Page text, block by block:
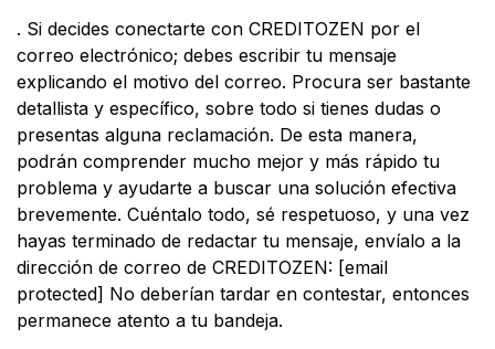
. Si decides conectarte con CREDITOZEN por el
correo electrónico; debes escribir tu mensaje
explicando el motivo del correo. Procura ser bastante
detallista y específico, sobre todo si tienes dudas o
presentas alguna reclamación. De esta manera,
podrán comprender mucho mejor y más rápido tu
problema y ayudarte a buscar una solución efectiva
brevemente. Cuéntalo todo, sé respetuoso, y una vez
hayas terminado de redactar tu mensaje, envíalo a la
dirección de correo de CREDITOZEN: [email
protected] No deberían tardar en contestar, entonces
permanece atento a tu bandeja.